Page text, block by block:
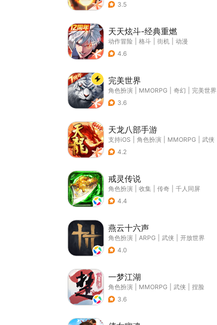
3.5
天天炫斗-经典重燃
动作冒险 格斗 街机
动漫
4.6
完美世界
角色扮演 MMORPG 奇幻
完美世界
3.6
天龙八部手游
支持iOS 角色扮演 MMORPG
武侠
4.2
戒灵传说
角色扮演 收集 传奇
千人同屏
4.4
燕云十六声
角色扮演 ARPG 武侠
开放世界
4.0
一梦江湖
角色扮演 MMORPG 武侠
捏脸
3.6